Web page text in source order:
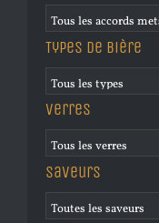
Types de bière
Verres
Saveurs